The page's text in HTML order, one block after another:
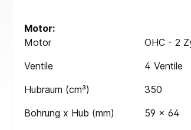
Motor:
Motor
OHC - 2
Ventile
4 Ventile
Hubraum (cm³)
350
Bohrung x Hub (mm)
59 x 64